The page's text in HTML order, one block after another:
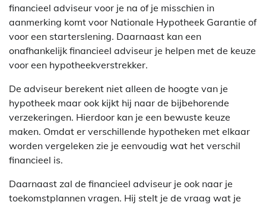
financieel adviseur voor je na of je misschien in
aanmerking komt voor Nationale Hypotheek Garantie of
voor een starterslening. Daarnaast kan een
onafhankelijk financieel adviseur je helpen met de keuze
voor een hypotheekverstrekker.
De adviseur berekent niet alleen de hoogte van je
hypotheek maar ook kijkt hij naar de bijbehorende
verzekeringen. Hierdoor kan je een bewuste keuze
maken. Omdat er verschillende hypotheken met elkaar
worden vergeleken zie je eenvoudig wat het verschil
financieel is.
Daarnaast zal de financieel adviseur je ook naar je
toekomstplannen vragen. Hij stelt je de vraag wat je